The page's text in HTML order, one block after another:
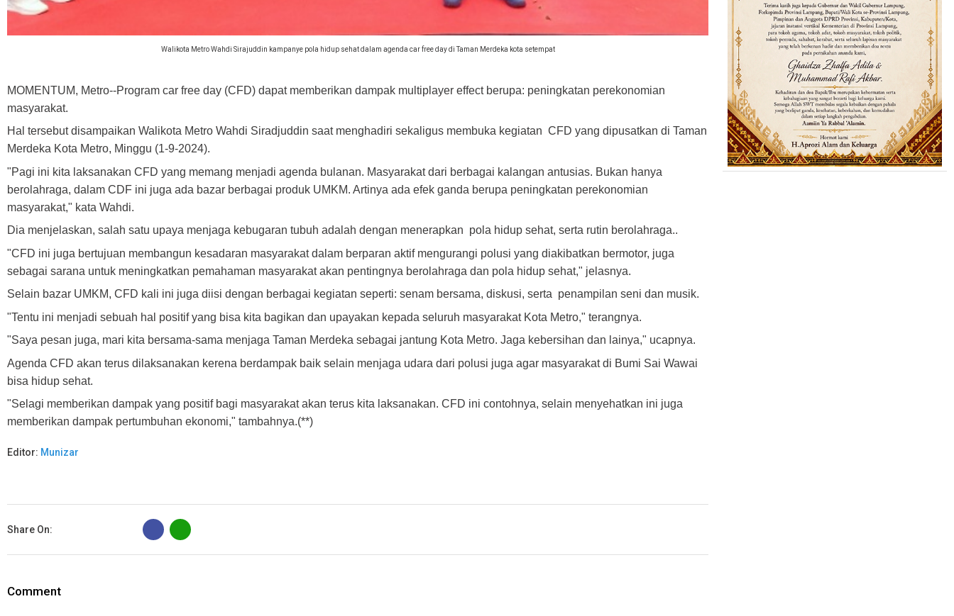
Walikota Metro Wahdi Sirajuddin kampanye pola hidup sehat dalam agenda car free day di Taman Merdeka kota setempat
MOMENTUM, Metro--Program car free day (CFD) dapat memberikan dampak multiplayer effect berupa: peningkatan perekonomian
masyarakat.
Hal tersebut disampaikan Walikota Metro Wahdi Siradjuddin saat menghadiri sekaligus membuka kegiatan CFD yang dipusatkan di Taman
Merdeka Kota Metro, Minggu (1-9-2024).
"Pagi ini kita laksanakan CFD yang memang menjadi agenda bulanan. Masyarakat dari berbagai kalangan antusias. Bukan hanya
berolahraga, dalam CDF ini juga ada bazar berbagai produk UMKM. Artinya ada efek ganda berupa peningkatan perekonomian
masyarakat," kata Wahdi.
Dia menjelaskan, salah satu upaya menjaga kebugaran tubuh adalah dengan menerapkan pola hidup sehat, serta rutin berolahraga..
"CFD ini juga bertujuan membangun kesadaran masyarakat dalam berparan aktif mengurangi polusi yang diakibatkan bermotor, juga
sebagai sarana untuk meningkatkan pemahaman masyarakat akan pentingnya berolahraga dan pola hidup sehat," jelasnya.
Selain bazar UMKM, CFD kali ini juga diisi dengan berbagai kegiatan seperti: senam bersama, diskusi, serta penampilan seni dan musik.
"Tentu ini menjadi sebuah hal positif yang bisa kita bagikan dan upayakan kepada seluruh masyarakat Kota Metro," terangnya.
"Saya pesan juga, mari kita bersama-sama menjaga Taman Merdeka sebagai jantung Kota Metro. Jaga kebersihan dan lainya," ucapnya.
Agenda CFD akan terus dilaksanakan kerena berdampak baik selain menjaga udara dari polusi juga agar masyarakat di Bumi Sai Wawai
bisa hidup sehat.
"Selagi memberikan dampak yang positif bagi masyarakat akan terus kita laksanakan. CFD ini contohnya, selain menyehatkan ini juga
memberikan dampak pertumbuhan ekonomi," tambahnya.(**)
Editor: Munizar
Share On:
B
Comment